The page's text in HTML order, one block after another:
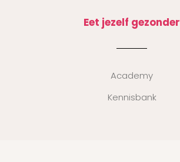
Eet jezelf gezonder
Academy
Kennisbank